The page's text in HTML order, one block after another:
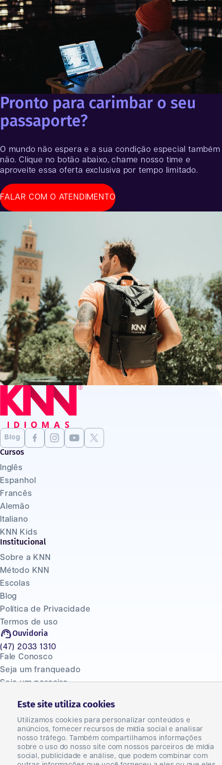
Este site utiliza cookies
Utilizamos cookies para personalizar conteúdos e
anúncios, fornecer recursos de mídia social e analisar
nosso tráfego. Também compartilhamos informações
sobre o uso do nosso site com nossos parceiros de mídia
social, publicidade e análise, que podem combinar com
Pronto para carimbar o seu
passaporte?
O mundo não espera e a sua condição especial também
não. Clique no botão abaixo, chame nosso time e
aproveite essa oferta exclusiva por tempo limitado.
FALAR COM O ATENDIMENTO
Blog
Cursos
Inglês
Espanhol
Francês
Alemão
Italiano
KNN Kids
Institucional
Sobre a KNN
Método KNN
Escolas
Blog
Política de Privacidade
Termos de uso
Ouvidoria
(47) 2033 1310
Fale Conosco
Seja um franqueado
Seja um parceiro
Carreiras